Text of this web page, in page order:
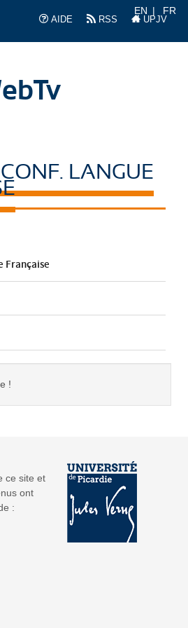
AIDE
RSS UPJV
EN FR
LANGUE
Française
!
ce site et
ont
: